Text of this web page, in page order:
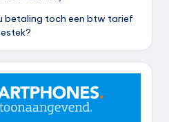
betaling toch een btw tarief